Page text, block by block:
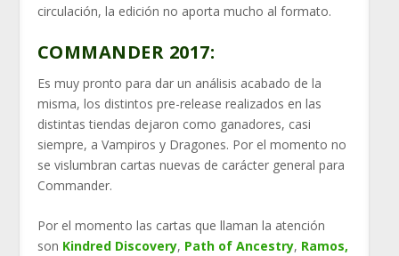
circulación, la edición no aporta mucho al formato.
COMMANDER 2017:
Es muy pronto para dar un análisis acabado de la
misma, los distintos pre-release realizados en las
distintas tiendas dejaron como ganadores, casi
siempre, a Vampiros y Dragones. Por el momento no
se vislumbran cartas nuevas de carácter general para
Commander.
Por el momento las cartas que llaman la atención
son Kindred Discovery, Path of Ancestry, Ramos,